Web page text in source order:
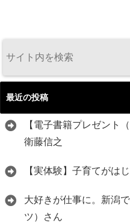
最近の投稿
【電子書籍プレゼント
衛藤信之
【実体験】子育てがは
大好きが仕事に。新潟
ツ）さん